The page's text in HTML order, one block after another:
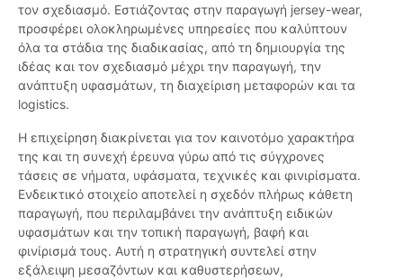
τον σχεδιασμό. Εστιάζοντας στην παραγωγή jersey-wear,
προσφέρει ολοκληρωμένες υπηρεσίες που καλύπτουν
όλα τα στάδια της διαδικασίας, από τη δημιουργία της
ιδέας και τον σχεδιασμό μέχρι την παραγωγή, την
ανάπτυξη υφασμάτων, τη διαχείριση μεταφορών και τα
logistics.
Η επιχείρηση διακρίνεται για τον καινοτόμο χαρακτήρα
της και τη συνεχή έρευνα γύρω από τις σύγχρονες
τάσεις σε νήματα, υφάσματα, τεχνικές και φινιρίσματα.
Ενδεικτικό στοιχείο αποτελεί η σχεδόν πλήρως κάθετη
παραγωγή, που περιλαμβάνει την ανάπτυξη ειδικών
υφασμάτων και την τοπική παραγωγή, βαφή και
φινίρισμά τους. Αυτή η στρατηγική συντελεί στην
εξάλειψη μεσαζόντων και καθυστερήσεων,